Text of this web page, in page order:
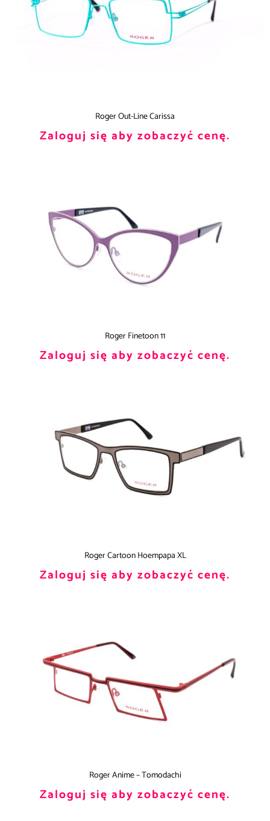
Roger Out-Line Carissa
Zaloguj się aby zobaczyć cenę.
Roger Finetoon 11
Zaloguj się aby zobaczyć cenę.
Roger Cartoon Hoempapa XL
Zaloguj się aby zobaczyć cenę.
Roger Anime – Tomodachi
Zaloguj się aby zobaczyć cenę.